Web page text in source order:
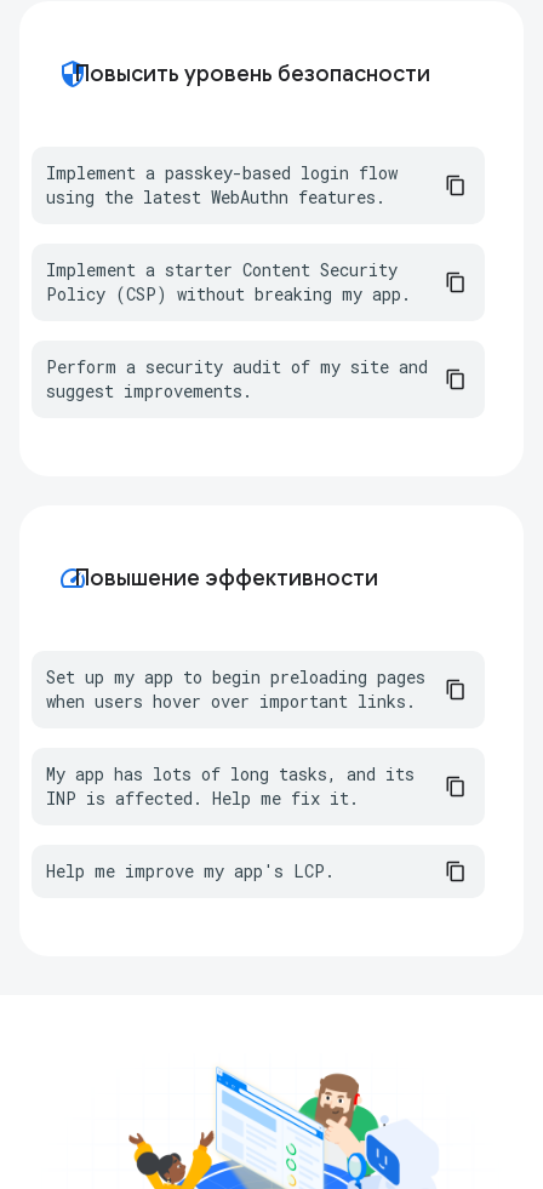
securityПовысить уровень безопасности
Implement a passkey-based login flow
using the latest WebAuthn features.
Implement a starter Content Security
Policy (CSP) without breaking my app.
Perform a security audit of my site and
suggest improvements.
speedПовышение эффективности
Set up my app to begin preloading pages
when users hover over important links.
My app has lots of long tasks, and its
INP is affected. Help me fix it.
Help me improve my app's LCP.